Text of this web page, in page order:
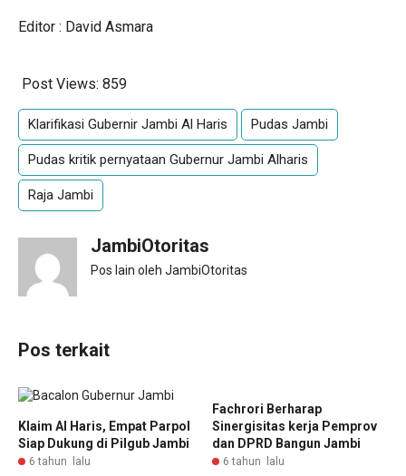
Editor : David Asmara
Post Views: 859
Klarifikasi Gubernir Jambi Al Haris Pudas Jambi
Pudas kritik pernyataan Gubernur Jambi Alharis
Raja Jambi
JambiOtoritas
Pos lain oleh JambiOtoritas
Pos terkait
Klaim Al Haris, Empat Parpol
Siap Dukung di Pilgub Jambi
6 tahun lalu
Fachrori Berharap
Sinergisitas kerja Pemprov
dan DPRD Bangun Jambi
6 tahun lalu